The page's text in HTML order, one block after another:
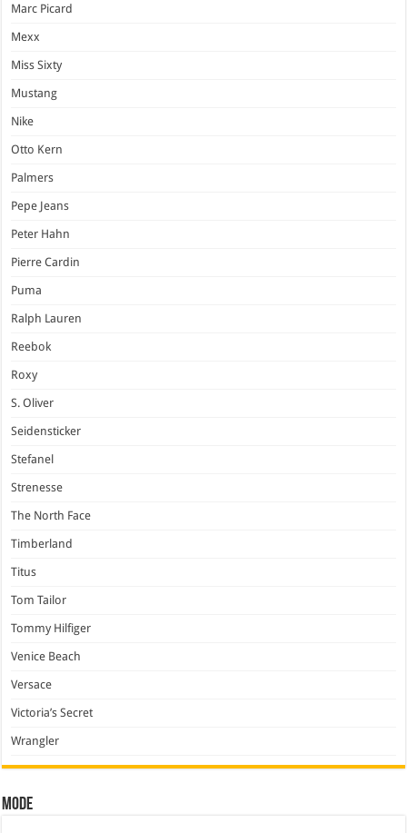
Marc Picard
Mexx
Miss Sixty
Mustang
Nike
Otto Kern
Palmers
Pepe Jeans
Peter Hahn
Pierre Cardin
Puma
Ralph Lauren
Reebok
Roxy
S. Oliver
Seidensticker
Stefanel
Strenesse
The North Face
Timberland
Titus
Tom Tailor
Tommy Hilfiger
Venice Beach
Versace
Victoria’s Secret
Wrangler
Mode